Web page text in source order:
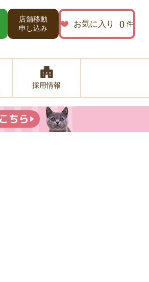
店舗移動
申し込み
お気に入り 0 件
採用情報